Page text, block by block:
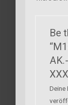
Be
Deine